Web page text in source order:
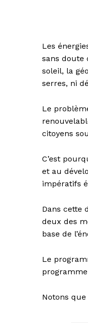
Les
sans doute
soleil, la
serres, ni
Le
citoyens
C’est
et au
impératifs
Dans cette
deux des
base de
Le
Notons